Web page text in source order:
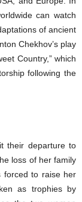
can watch
of ancient
Chekhov’s play
Country,” which
following the
their departure to
loss of her family
forced to raise her
as trophies by